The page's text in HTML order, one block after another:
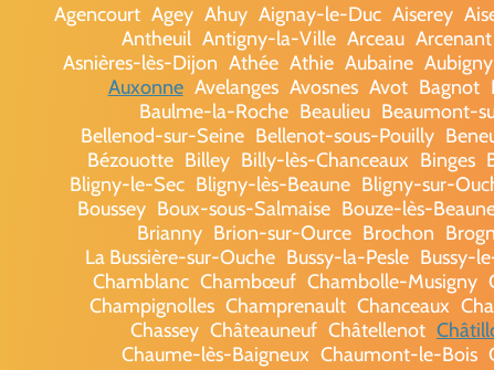
Agencourt Agey Ahuy Aignay-le-Duc Aiserey
Antheuil Antigny-la-Ville Arceau Arcenant
Asnières-lès-Dijon Athée Athie Aubaine
Auxonne Avelanges Avosnes Avot Bagnot
Baulme-la-Roche Beaulieu Beaumont-
Bellenod-sur-Seine Bellenot-sous-Pouilly
Bézouotte Billey Billy-lès-Chanceaux Binges
Bligny-le-Sec Bligny-lès-Beaune Bligny-sur-
Boussey Boux-sous-Salmaise Bouze-lès-
Brianny Brion-sur-Ource Brochon
La Bussière-sur-Ouche Bussy-la-Pesle Bussy-
Chamblanc Chambœuf Chambolle-Musigny
Champignolles Champrenault Chanceaux
Chassey Châteauneuf Châtellenot
Chaume-lès-Baigneux Chaumont-le-Bois